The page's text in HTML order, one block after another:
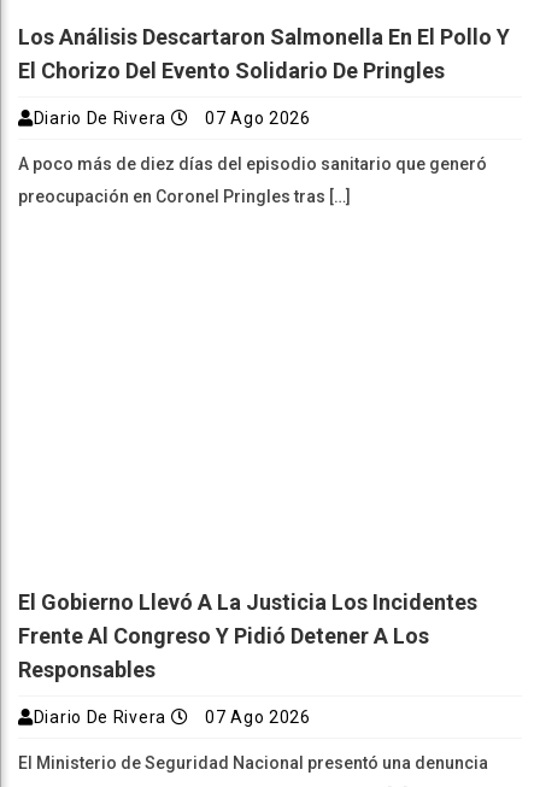
Los Análisis Descartaron Salmonella En El Pollo Y
El Chorizo Del Evento Solidario De Pringles
Diario De Rivera 07 Ago 2026
A poco más de diez días del episodio sanitario que generó
preocupación en Coronel Pringles tras […]
El Gobierno Llevó A La Justicia Los Incidentes
Frente Al Congreso Y Pidió Detener A Los
Responsables
Diario De Rivera 07 Ago 2026
El Ministerio de Seguridad Nacional presentó una denuncia